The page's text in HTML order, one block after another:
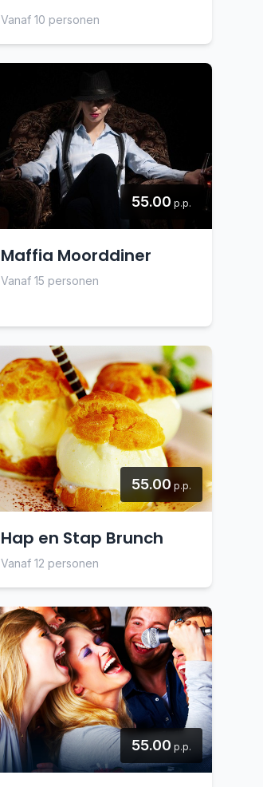
Vanaf 10 personen
55.00 p.p.
Maffia Moorddiner
Vanaf 15 personen
55.00 p.p.
Hap en Stap Brunch
Vanaf 12 personen
55.00 p.p.